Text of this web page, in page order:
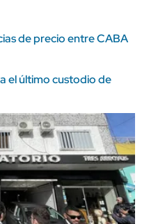
de precio entre CABA
el último custodio de